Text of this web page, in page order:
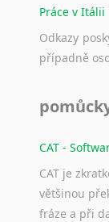
Práce v Itálii
Odkazy
případně
CAT -
CAT je
většinou
fráze a při